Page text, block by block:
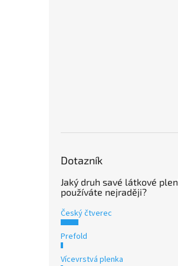
Dotazník
Jaký druh savé látkové
používáte nejraději?
Český čtverec
Prefold
Vícevrstvá plenka